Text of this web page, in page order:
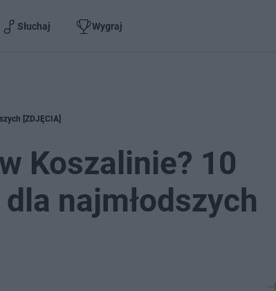
Słuchaj Wygraj
[ZDJĘCIA]
Koszalinie? 10
najmłodszych